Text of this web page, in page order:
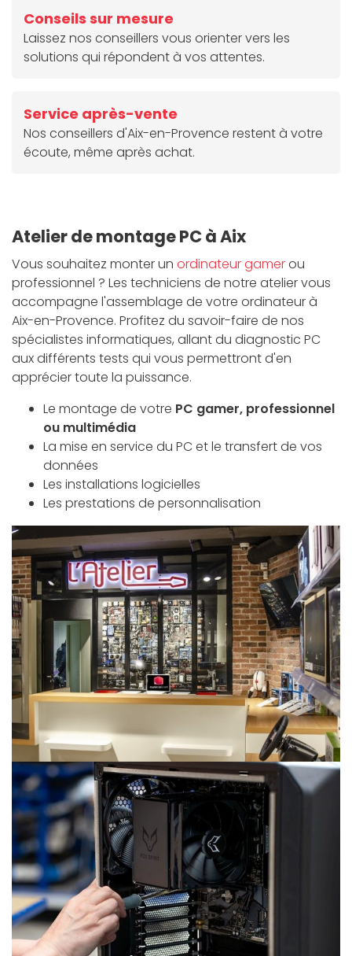
Conseils sur mesure
Laissez nos conseillers vous orienter vers les
solutions qui répondent à vos attentes.
Service après-vente
Nos conseillers d'Aix-en-Provence restent à votre
écoute, même après achat.
Atelier de montage PC à Aix
Vous souhaitez monter un ordinateur gamerou
professionnel ? Les techniciens de notre atelier vous
accompagne l'assemblage de votre ordinateur à
Aix-en-Provence. Profitez du savoir-faire de nos
spécialistes informatiques, allant du diagnostic PC
aux différents tests qui vous permettront d'en
apprécier toute la puissance.
Le montage de votre PC gamer, professionnel
ou multimédia
La mise en service du PC et le transfert de vos
données
Les installations logicielles
Les prestations de personnalisation